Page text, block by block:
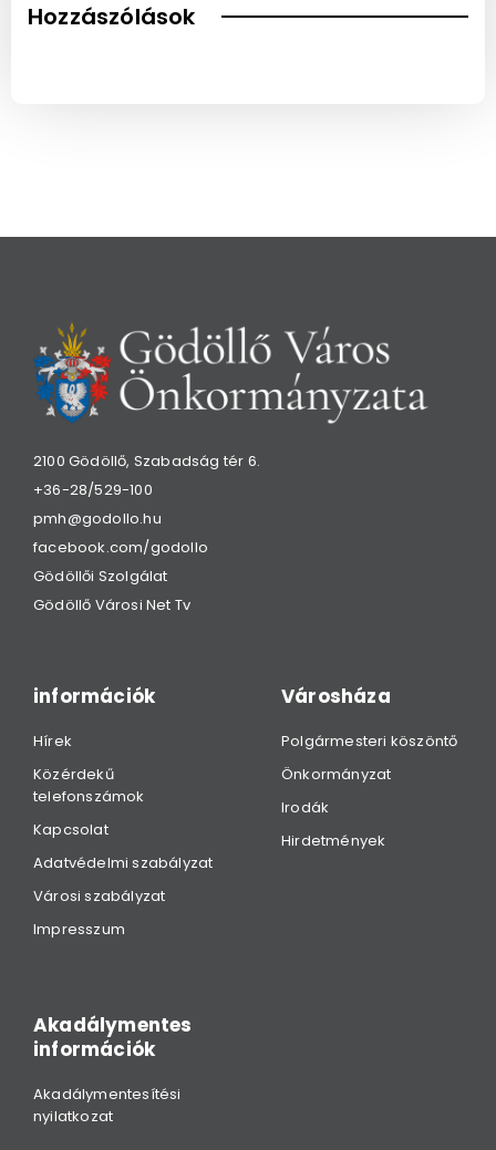
Hozzászólások
2100 Gödöllő, Szabadság tér 6.
+36-28/529-100
pmh@godollo.hu
facebook.com/godollo
Gödöllői Szolgálat
Gödöllő Városi Net Tv
információk
Hírek
Közérdekű
telefonszámok
Kapcsolat
Adatvédelmi szabályzat
Városi szabályzat
Impresszum
Városháza
Polgármesteri köszöntő
Önkormányzat
Irodák
Hirdetmények
Akadálymentes
információk
Akadálymentesítési
nyilatkozat